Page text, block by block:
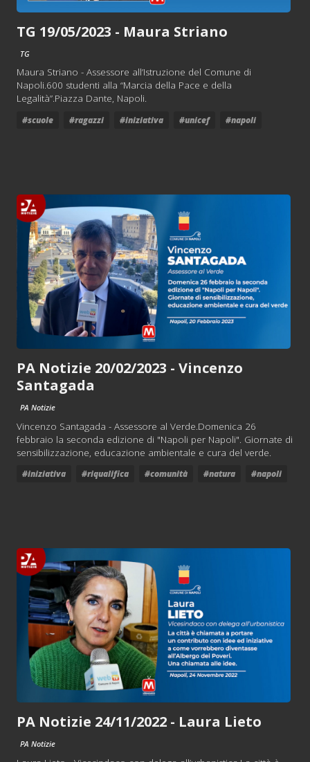
TG 19/05/2023 - Maura Striano
TG
Maura Striano - Assessore all’Istruzione del Comune di
Napoli.600 studenti alla “Marcia della Pace e della
Legalità”.Piazza Dante, Napoli.
#scuole #ragazzi #iniziativa #unicef #napoli
PA Notizie 20/02/2023 - Vincenzo
Santagada
PA Notizie
Vincenzo Santagada - Assessore al Verde.Domenica 26
febbraio la seconda edizione di "Napoli per Napoli". Giornate di
sensibilizzazione, educazione ambientale e cura del verde.
#iniziativa #riqualifica #comunità #natura #napoli
PA Notizie 24/11/2022 - Laura Lieto
PA Notizie